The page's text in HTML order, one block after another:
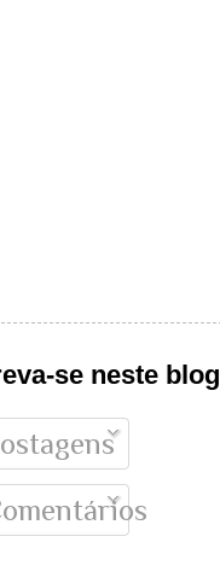
se neste blog